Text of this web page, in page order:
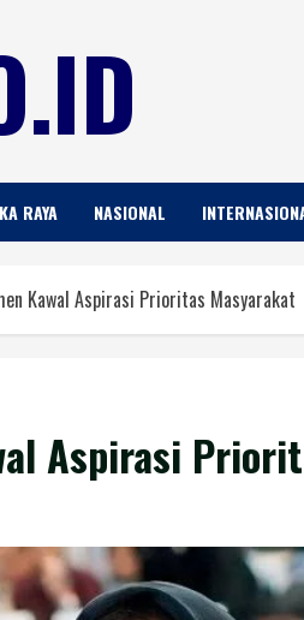
RAYA NASIONAL
Kawal Aspirasi Prioritas Masyarakat
Aspirasi